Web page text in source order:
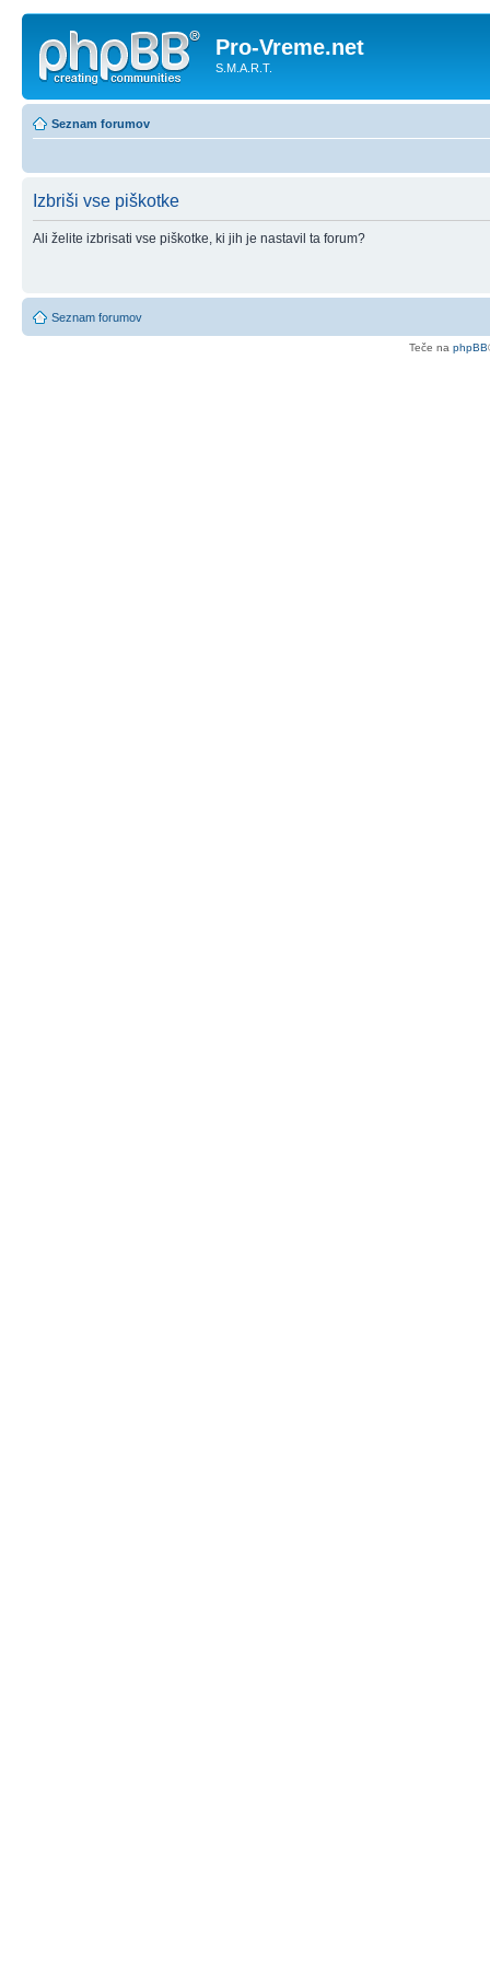
Pro-Vreme.net
S.M.A.R.T.
Seznam forumov
Izbriši vse piškotke
Ali želite izbrisati vse piškotke, ki jih je nastavil ta forum?
Seznam forumov
Teče na phpBB